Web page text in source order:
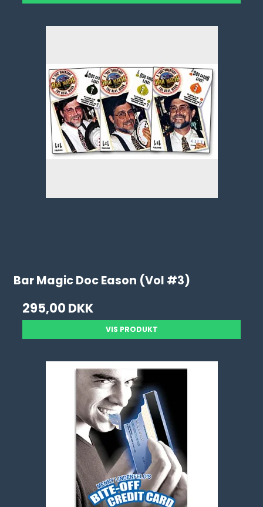
Bar Magic Doc Eason (Vol #3)
295,00 DKK
VIS PRODUKT